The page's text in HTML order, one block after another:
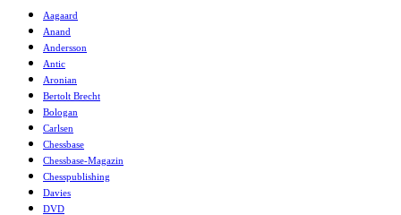
Aagaard
Anand
Andersson
Antic
Aronian
Bertolt Brecht
Bologan
Carlsen
Chessbase
Chessbase-Magazin
Chesspublishing
Davies
DVD